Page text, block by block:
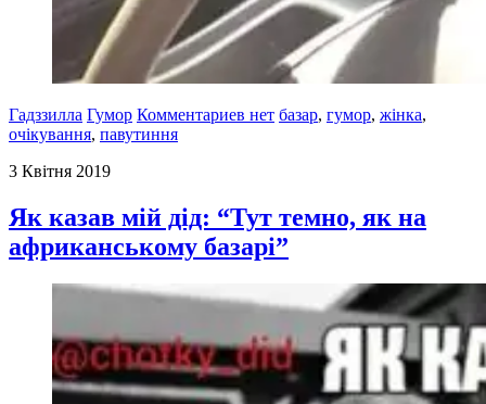
Гадззилла Гумор Комментариев нет базар, гумор, жінка,
очікування, павутиння
3 Квітня 2019
Як казав мій дід: “Тут темно, як на
африканському базарі”